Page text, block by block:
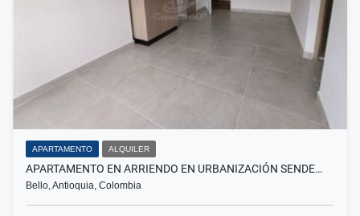
APARTAMENTO ALQUILER
APARTAMENTO EN ARRIENDO EN URBANIZACIÓN SENDE…
Bello, Antioquia, Colombia